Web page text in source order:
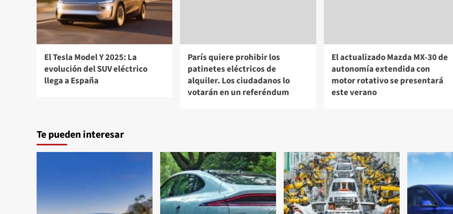
El Tesla Model Y 2025: La
evolución del SUV eléctrico
llega a España
París quiere prohibir los
patinetes eléctricos de
alquiler. Los ciudadanos lo
votarán en un referéndum
El actualizado Mazda MX-30 de
autonomía extendida con
motor rotativo se presentará
este verano
Te pueden interesar